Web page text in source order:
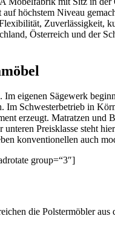
höchstem Niveau
Zuverlässigkeit,
Österreich und der
eigenen Sägewerk
Schwesterbetrieb in
erzeugt. Matratzen
Preisklasse steht
konventionellen auch
group=“3″]
die Polstermöbler